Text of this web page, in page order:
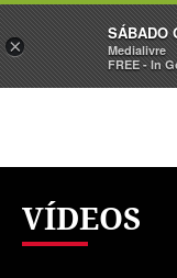
Sábado
VÍDEOS
×
SÁBADO
Medialivre
FREE - In